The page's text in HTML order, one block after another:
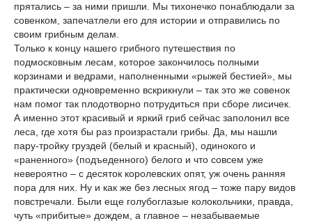
прятались – за ними пришли. Мы тихонечко понаблюдали за
совенком, запечатлели его для истории и отправились по
своим грибным делам.
Только к концу нашего грибного путешествия по
подмосковным лесам, которое закончилось полными
корзинами и ведрами, наполненными «рыжей бестией», мы
практически одновременно вскрикнули – так это же совенок
нам помог так плодотворно потрудиться при сборе лисичек.
А именно этот красивый и яркий гриб сейчас заполонил все
леса, где хотя бы раз произрастали грибы. Да, мы нашли
пару-тройку груздей (белый и красный), одинокого и
«раненного» (подъеденного) белого и что совсем уже
невероятно – с десяток королевских опят, уж очень ранняя
пора для них. Ну и как же без лесных ягод – тоже пару видов
повстречали. Были еще голубоглазые колокольчики, правда,
чуть «прибитые» дождем, а главное – незабываемые